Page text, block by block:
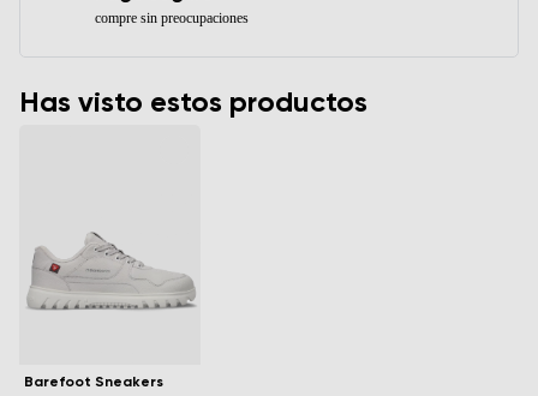
compre sin preocupaciones
Has visto estos productos
Barefoot Sneakers